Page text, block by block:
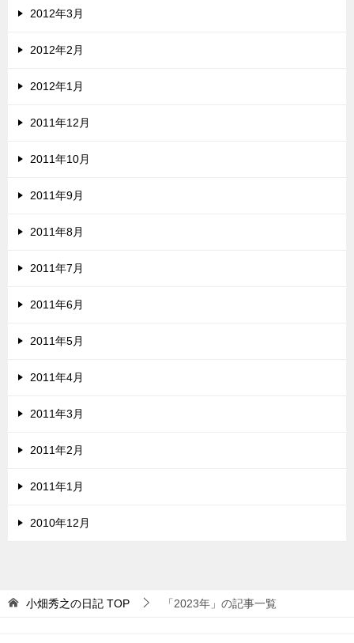
2012年3月
2012年2月
2012年1月
2011年12月
2011年10月
2011年9月
2011年8月
2011年7月
2011年6月
2011年5月
2011年4月
2011年3月
2011年2月
2011年1月
2010年12月
小畑秀之の日記 TOP 「2023年」の記事一覧